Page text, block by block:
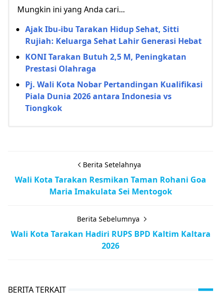
Mungkin ini yang Anda cari...
Ajak Ibu-ibu Tarakan Hidup Sehat, Sitti
Rujiah: Keluarga Sehat Lahir Generasi Hebat
KONI Tarakan Butuh 2,5 M, Peningkatan
Prestasi Olahraga
Pj. Wali Kota Nobar Pertandingan Kualifikasi
Piala Dunia 2026 antara Indonesia vs
Tiongkok
Berita Setelahnya
Wali Kota Tarakan Resmikan Taman Rohani Goa
Maria Imakulata Sei Mentogok
Berita Sebelumnya
Wali Kota Tarakan Hadiri RUPS BPD Kaltim Kaltara
2026
BERITA TERKAIT